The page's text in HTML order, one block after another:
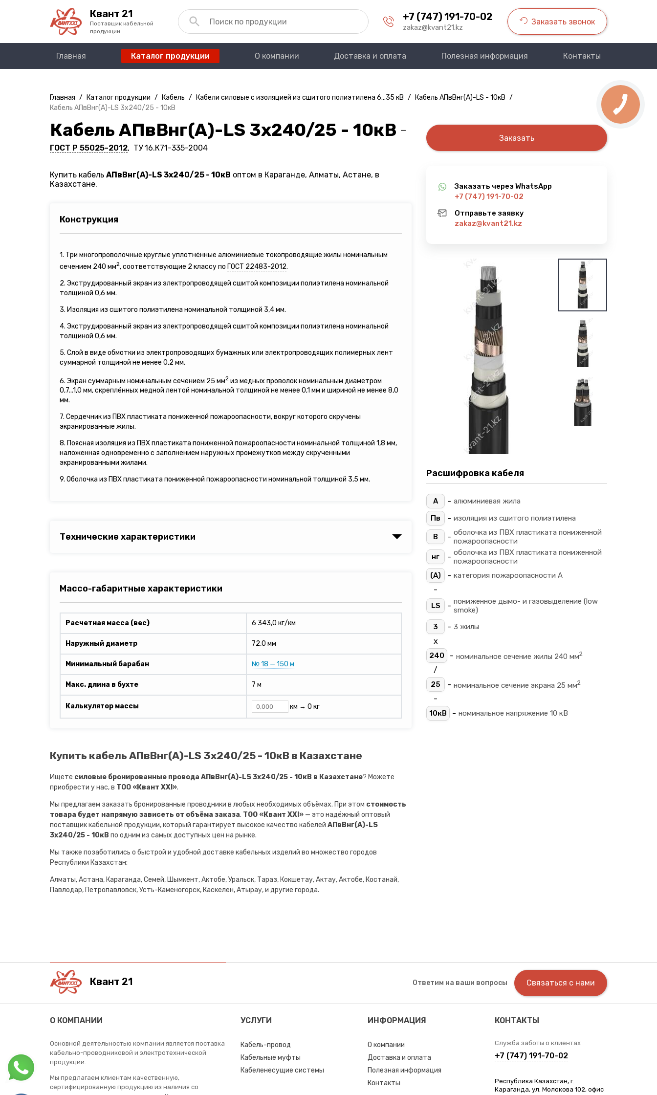
Квант 21
Поставщик кабельной
продукции
+7 (747) 191-70-02
zakaz@kvant21.kz
Заказать звонок
Главная Каталог продукции О компании Доставка и оплата Полезная информация Контакты
Главная / Каталог продукции / Кабель / Кабели силовые с изоляцией из сшитого полиэтилена 6...35 кВ / Кабель АПвВнг(A)-LS - 10кВ /
Кабель АПвВнг(A)-LS 3х240/25 - 10кВ
Кабель АПвВнг(A)-LS 3х240/25 - 10кВ —
ГОСТ Р 55025-2012, ТУ 16.К71-335-2004
Купить кабель АПвВнг(A)-LS 3х240/25 - 10кВ оптом в Караганде, Алматы, Астане, в
Казахстане.
Конструкция
1. Три многопроволочные круглые уплотнённые алюминиевые токопроводящие жилы номинальным
сечением 240 мм2, соответствующие 2 классу по ГОСТ 22483-2012.
2. Экструдированный экран из электропроводящей сшитой композиции полиэтилена номинальной
толщиной 0,6 мм.
3. Изоляция из сшитого полиэтилена номинальной толщиной 3,4 мм.
4. Экструдированный экран из электропроводящей сшитой композиции полиэтилена номинальной
толщиной 0,6 мм.
5. Слой в виде обмотки из электропроводящих бумажных или электропроводящих полимерных лент
суммарной толщиной не менее 0,2 мм.
6. Экран суммарным номинальным сечением 25 мм2 из медных проволок номинальным диаметром
0,7...1,0 мм, скреплённых медной лентой номинальной толщиной не менее 0,1 мм и шириной не менее 8,0
мм.
7. Сердечник из ПВХ пластиката пониженной пожароопасности, вокруг которого скручены
экранированные жилы.
8. Поясная изоляция из ПВХ пластиката пониженной пожароопасности номинальной толщиной 1,8 мм,
наложенная одновременно с заполнением наружных промежутков между скрученными
экранированными жилами.
9. Оболочка из ПВХ пластиката пониженной пожароопасности номинальной толщиной 3,5 мм.
Технические характеристики
Массо-габаритные характеристики
Расчетная масса (вес) 6 343,0 кг/км
Наружный диаметр 72,0 мм
Минимальный барабан № 18 — 150 м
Макс. длина в бухте 7 м
Калькулятор массы км → 0 кг
Купить кабель АПвВнг(A)-LS 3х240/25 - 10кВ в Казахстане
Ищете силовые бронированные провода АПвВнг(A)-LS 3х240/25 - 10кВ в Казахстане? Можете
приобрести у нас, в ТОО «Квант XXI».
Мы предлагаем заказать бронированные проводники в любых необходимых объёмах. При этом стоимость
товара будет напрямую зависеть от объёма заказа. ТОО «Квант XXI» — это надёжный оптовый
поставщик кабельной продукции, который гарантирует высокое качество кабелей АПвВнг(A)-LS
3х240/25 - 10кВ по одним из самых доступных цен на рынке.
Мы также позаботились о быстрой и удобной доставке кабельных изделий во множество городов
Республики Казахстан:
Алматы, Астана, Караганда, Семей, Шымкент, Актобе, Уральск, Тараз, Кокшетау, Актау, Актобе, Костанай,
Павлодар, Петропавловск, Усть-Каменогорск, Каскелен, Атырау, и другие города.
Заказать
Заказать через WhatsApp
+7 (747) 191-70-02
Отправьте заявку
zakaz@kvant21.kz
Расшифровка кабеля
А - алюминиевая жила
Пв
- изоляция из сшитого полиэтилена
В - оболочка из ПВХ пластиката пониженной
пожароопасности
нг
- оболочка из ПВХ пластиката пониженной
пожароопасности
(A)
- категория пожароопасности A
-
LS - пониженное дымо- и газовыделение (low
smoke)
3
- 3 жилы
х
240 - номинальное сечение жилы 240 мм2
/
25 - номинальное сечение экрана 25 мм2
-
10кВ - номинальное напряжение 10 кВ
Квант 21 Ответим на ваши вопросы Связаться с нами
О КОМПАНИИ
Основной деятельностью компании является поставка
кабельно-проводниковой и электротехнической
продукции.
Мы предлагаем клиентам качественную,
сертифицированную продукцию из наличия со
УСЛУГИ
Кабель-провод
Кабельные муфты
Кабеленесущие системы
ИНФОРМАЦИЯ
О компании
Доставка и оплата
Полезная информация
Контакты
КОНТАКТЫ
Служба заботы о клиентах
+7 (747) 191-70-02
Республика Казахстан, г.
Караганда, ул. Молокова 102, офис